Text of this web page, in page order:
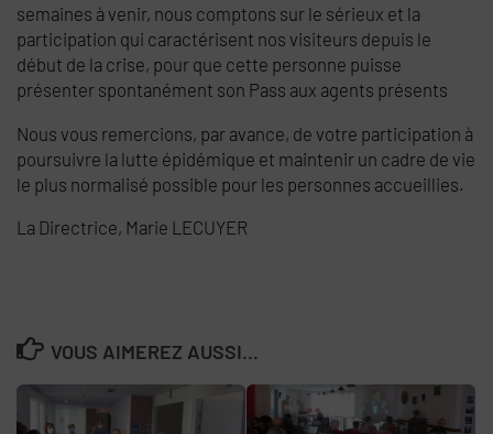
semaines à venir, nous comptons sur le sérieux et la
participation qui caractérisent nos visiteurs depuis le
début de la crise, pour que cette personne puisse
présenter spontanément son Pass aux agents présents
Nous vous remercions, par avance, de votre participation à
poursuivre la lutte épidémique et maintenir un cadre de vie
le plus normalisé possible pour les personnes accueillies.
La Directrice, Marie LECUYER
VOUS AIMEREZ AUSSI...